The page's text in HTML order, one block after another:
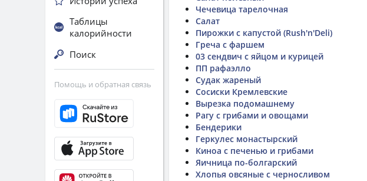
Чечевица тарелочная
Салат
Пирожки с капустой (Rush'n'Deli)
Греча с фаршем
03 сендвич с яйцом и курицей
ПП рафаэлло
Судак жареный
Сосиски Кремлевские
Вырезка подомашнему
Рагу с грибами и овощами
Бендерики
Геркулес монастырский
Киноа с печенью и грибами
Яичница по-болгарский
Хлопья овсяные с черносливом
Таблицы
калорийности
Поиск
Помощь и обратная связь